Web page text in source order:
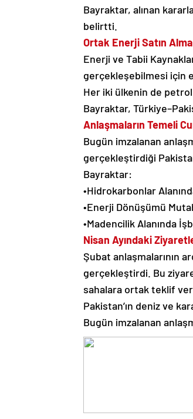
Bayraktar, alınan
belirtti.
Ortak Enerji Satın
Enerji ve Tabii
gerçekleşebilmesi için
Her iki ülkenin de
Bayraktar,
Anlaşmaların Temeli
Bugün imzalanan
gerçekleştirdiği
Bayraktar:
•Hidrokarbonlar
•Enerji Dönüşümü
•Madencilik Alanında
Nisan Ayındaki
Şubat anlaşmalarının
gerçekleştirdi. Bu
sahalara ortak teklif
Pakistan’ın deniz ve
Bugün imzalanan